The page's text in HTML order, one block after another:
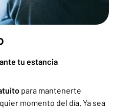
tu estancia
para mantenerte
momento del día. Ya sea